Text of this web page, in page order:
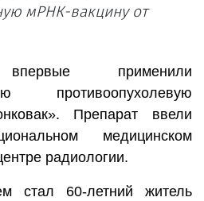
мРНК-вакцину от
применили
противоопухолевую
Препарат ввели
медицинском
радиологии.
стал 60-летний житель